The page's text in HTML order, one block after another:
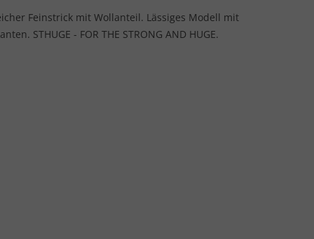
Feinstrick mit Wollanteil. Lässiges Modell mit
STHUGE - FOR THE STRONG AND HUGE.